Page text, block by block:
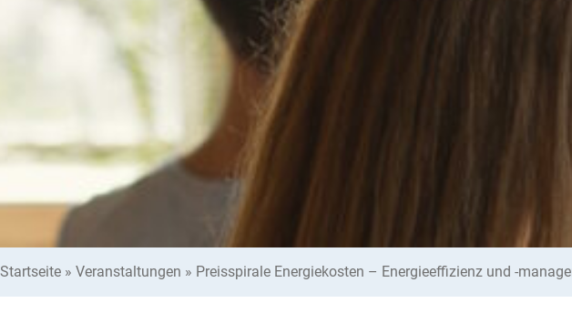
Startseite » Veranstaltungen » Preisspirale Energiekosten – Energieeffizienz und -